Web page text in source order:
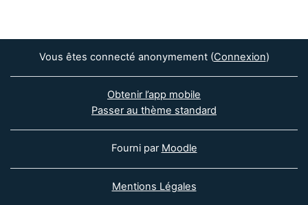
Vous êtes connecté anonymement (Connexion)
Obtenir l’app mobile
Passer au thème standard
Fourni par Moodle
Mentions Légales